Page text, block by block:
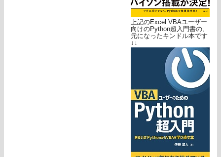
上記のExcel VBAユーザー
向けのPython超入門書の、
元になったキンドル本です
↓↓